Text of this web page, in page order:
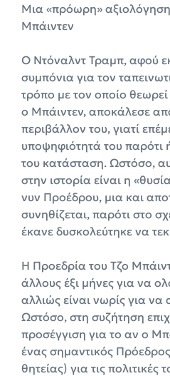
Μια «πρόωρη»
Μπάιντεν
Ο Ντόναλντ Τραμπ, αφού
συμπόνια για τον
τρόπο με τον οποίο
ο Μπάιντεν, αποκάλεσε
περιβάλλον του, γιατί
υποψηφιότητά του παρότι
του κατάσταση. Ωστόσο,
στην ιστορία είναι η
νυν Προέδρου, μια και
συνηθίζεται, παρότι στο
έκανε δυσκολεύτηκε να
Η Προεδρία του Τζο
άλλους έξι μήνες για να
αλλιώς είναι νωρίς για
Ωστόσο, στη συζήτηση
προσέγγιση για το αν ο
ένας σημαντικός
θητείας) για τις πολιτικές